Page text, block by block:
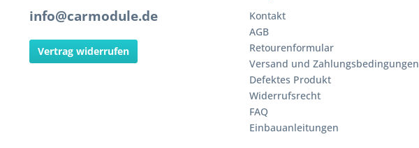
info@carmodule.de
Vertrag widerrufen
Kontakt
AGB
Retourenformular
Versand und Zahlungsbedingungen
Defektes Produkt
Widerrufsrecht
FAQ
Einbauanleitungen